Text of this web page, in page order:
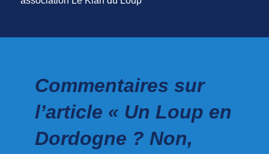
Commentaires sur
l’article « Un Loup en
Dordogne ? Non,